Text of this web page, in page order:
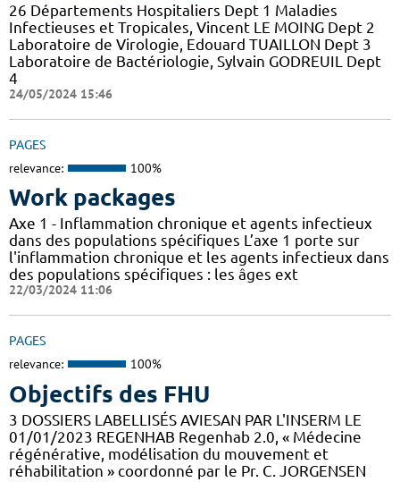
26 Départements Hospitaliers Dept 1 Maladies
Infectieuses et Tropicales, Vincent LE MOING Dept 2
Laboratoire de Virologie, Edouard TUAILLON Dept 3
Laboratoire de Bactériologie, Sylvain GODREUIL Dept
4
24/05/2024 15:46
PAGES
relevance: 100%
Work packages
Axe 1 - Inflammation chronique et agents infectieux
dans des populations spécifiques L’axe 1 porte sur
l'inflammation chronique et les agents infectieux dans
des populations spécifiques : les âges ext
22/03/2024 11:06
PAGES
relevance: 100%
Objectifs des FHU
3 DOSSIERS LABELLISÉS AVIESAN PAR L'INSERM LE
01/01/2023 REGENHAB Regenhab 2.0, « Médecine
régénérative, modélisation du mouvement et
réhabilitation » coordonné par le Pr. C. JORGENSEN